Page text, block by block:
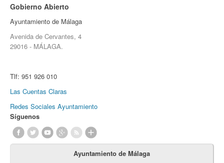
Gobierno Abierto
Ayuntamiento de Málaga
Avenida de Cervantes, 4
29016 - MÁLAGA.
Tlf: 951 926 010
Las Cuentas Claras
Redes Sociales Ayuntamiento
Síguenos
Ayuntamiento de Málaga